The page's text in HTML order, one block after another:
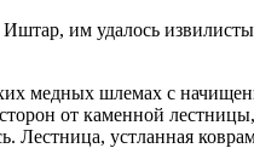
им удалось
медных шлемах с
от каменной
устланная